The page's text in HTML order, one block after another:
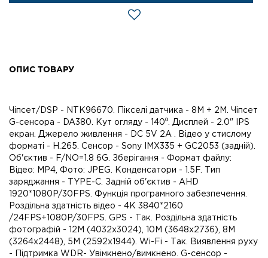
ОПИС ТОВАРУ
Чіпсет/DSP - NTK96670. Пікселі датчика - 8M + 2M. Чіпсет
G-сенсора - DA380. Кут огляду - 140⁰. Дисплей - 2.0" IPS
екран. Джерело живлення - DC 5V 2A . Відео у стислому
форматі - H.265. Сенсор - Sony IMX335 + GC2053 (задній).
Об'єктив - F/NO=1.8 6G. Зберігання - Формат файлу:
Відео: MP4, Фото: JPEG. Конденсатори - 1.5F. Тип
заряджання - TYPE-C. Задній об'єктив - AHD
1920*1080P/30FPS. Функція програмного забезпечення.
Роздільна здатність відео - 4K 3840*2160
/24FPS+1080P/30FPS. GPS - Так. Роздільна здатність
фотографій - 12M (4032x3024), 10M (3648x2736), 8M
(3264x2448), 5M (2592x1944). Wi-Fi - Так. Виявлення руху
- Підтримка WDR- Увімкнено/вимкнено. G-сенсор -